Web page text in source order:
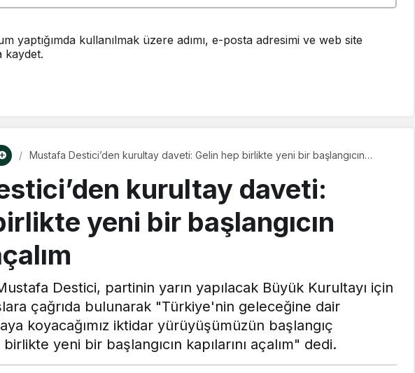
yaptığımda kullanılmak üzere adımı, e-posta adresimi ve web site
kaydet.
Mustafa Destici’den kurultay daveti: Gelin hep birlikte yeni bir başlangıcın
kurultay daveti:
yeni bir başlangıcın
Destici, partinin yarın yapılacak Büyük Kurultayı için
çağrıda bulunarak "Türkiye'nin geleceğine dair
koyacağımız iktidar yürüyüşümüzün başlangıç
yeni bir başlangıcın kapılarını açalım" dedi.